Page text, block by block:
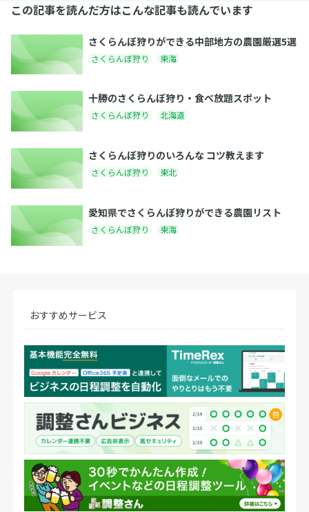
この記事を読んだ方はこんな記事も読んでいます
さくらんぼ狩りができる中部地方の農園厳選5選
さくらんぼ狩り 東海
十勝のさくらんぼ狩り・食べ放題スポット
さくらんぼ狩り 北海道
さくらんぼ狩りのいろんな コツ教えます
さくらんぼ狩り 東北
愛知県でさくらんぼ狩りができる農園リスト
さくらんぼ狩り 東海
おすすめサービス